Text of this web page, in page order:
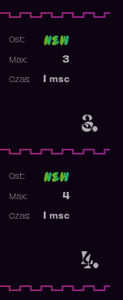
3.
Ost:
3
Max:
msc
Czas:
4.
Ost:
4
Max:
msc
Czas: